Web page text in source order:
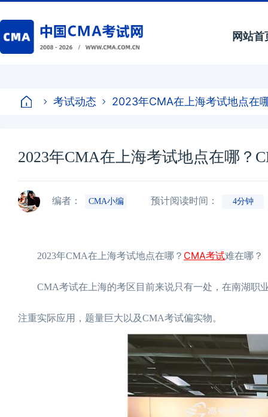
网站首
考试动态 2023年CMA在上海考试地点在
2023年CMA在上海考试地点在哪？
编者： CMA小编 预计阅读时间： 4分钟
2023年CMA在上海考试地点在哪？ CMA考试难在哪？
CMA考试在上海的考区目前来说只有一处，在南湖职
注重实际应用，题量巨大以及CMA考试偏实物。